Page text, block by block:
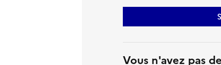
Vous n'avez pas